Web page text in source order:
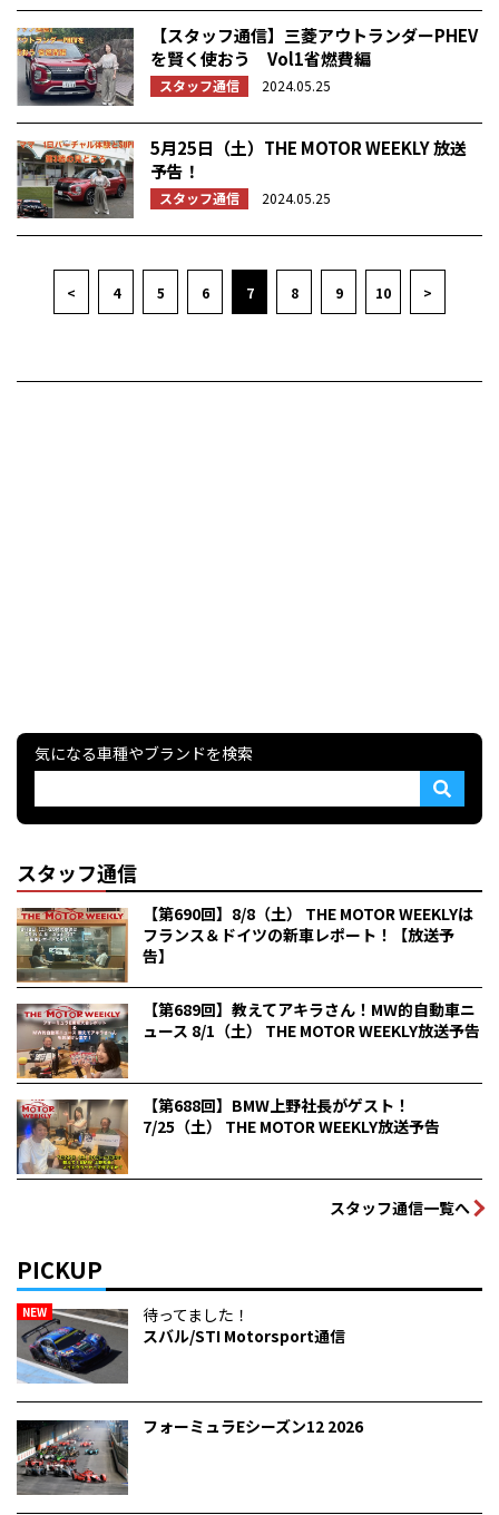
【スタッフ通信】三菱アウトランダーPHEV
を賢く使おう Vol1省燃費編
スタッフ通信 2024.05.25
5月25日（土）THE MOTOR WEEKLY 放送
予告！
スタッフ通信 2024.05.25
< 4 5 6 7 8 9 10 >
気になる車種やブランドを検索
スタッフ通信
【第690回】8/8（土） THE MOTOR WEEKLYは
フランス＆ドイツの新車レポート！【放送予
告】
【第689回】教えてアキラさん！MW的自動車ニ
ュース 8/1（土） THE MOTOR WEEKLY放送予告
【第688回】BMW上野社長がゲスト！
7/25（土） THE MOTOR WEEKLY放送予告
スタッフ通信一覧へ
PICKUP
NEW
待ってました！
スバル/STI Motorsport通信
フォーミュラEシーズン12 2026